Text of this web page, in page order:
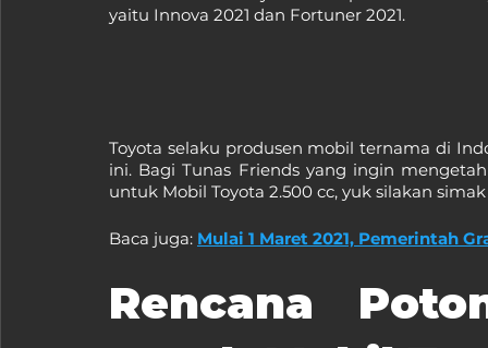
yaitu Innova 2021 dan Fortuner 2021.
Toyota selaku produsen mobil ternama di
ini. Bagi Tunas Friends yang ingin
untuk Mobil Toyota 2.500 cc, yuk silakan
Baca juga: Mulai 1 Maret 2021, Pemerintah
Rencana